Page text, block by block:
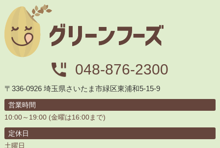
048-876-2300
〒336-0926 埼玉県さいたま市緑区東浦和5-15-9
営業時間
10:00～19:00 (金曜は16:00まで)
定休日
土曜日